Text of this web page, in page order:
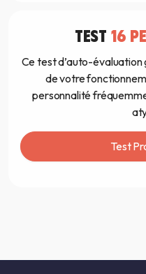
TEST 16
Ce test d’auto-
de votre
personnalité
Test